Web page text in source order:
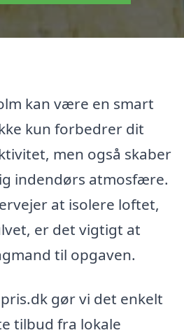
kan være en smart
kun forbedrer dit
men også skaber
indendørs atmosfære.
at isolere loftet,
er det vigtigt at
til opgaven.
gør vi det enkelt
tilbud fra lokale